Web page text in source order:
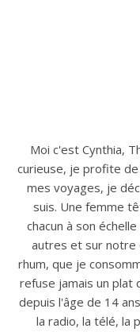
Moi c'est Cynthia,
curieuse, je profite de
mes voyages, je
suis. Une femme
chacun à son
autres et sur notre
rhum, que je
refuse jamais un plat
depuis l'âge de 14
la radio, la télé, la